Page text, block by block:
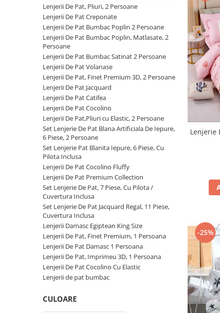
Cearceaf cu elastic
Cearceaf normal
Lenjerii De Pat Creponate
Lenjerii De Pat Bumbac Poplin 2
Lenjerii De Pat Bumbac Poplin,
Matlasate, 2 Persoane
Lenjerii De Pat Bumbac Satinat 2
Lenjerii De Pat Volanase
Lenjerii De Pat, Finet Premium 3D,
2 Persoane
Lenjerii De Pat Jacquard
Lenjerii De Pat Catifea
Lenjerii De Pat Cocolino
Set Lenjerie De Pat Blana
Artificiala De Iepure, 6 Piese, 2
Set Lenjerie Pat Blanita Iepure, 6
Piese, Cu Pilota Inclusa
Lenjerii De Pat Premium Collection
Set Lenjerie De Pat, 7 Piese, Cu
Pilota / Cuvertura Inclusa
Set Lenjerie De Pat Jacquard Regal,
Lenjerii De Pat, Pliuri, 2 Persoane
Lenjerii De Pat Creponate
Lenjerii De Pat Bumbac Poplin 2 Persoane
Lenjerii De Pat Bumbac Poplin, Matlasate, 2
Persoane
Lenjerii De Pat Bumbac Satinat 2 Persoane
Lenjerii De Pat Volanase
Lenjerii De Pat, Finet Premium 3D, 2 Persoane
Lenjerii De Pat Jacquard
Lenjerii De Pat Catifea
Lenjerii De Pat Cocolino
Lenjerii De Pat,Pliuri cu Elastic, 2 Persoane
Set Lenjerie De Pat Blana Artificiala De Iepure,
6 Piese, 2 Persoane
Set Lenjerie Pat Blanita Iepure, 6 Piese, Cu
Pilota Inclusa
Lenjerii De Pat Cocolino Fluffy
Lenjerii De Pat Premium Collection
Set Lenjerie De Pat, 7 Piese, Cu Pilota /
Cuvertura Inclusa
Set Lenjerie De Pat Jacquard Regal, 11 Piese,
Cuvertura Inclusa
Lenjerii Damasc Egiptean King Size
Lenjerii De Pat, Finet Premium, 1 Persoana
Lenjerii De Pat Damasc 1 Persoana
Lenjerii De Pat, Imprimeu 3D, 1 Persoana
Lenjerii De Pat Cocolino Cu Elastic
Lenjerii de pat bumbac
CULOARE
Lenjerie
-25%